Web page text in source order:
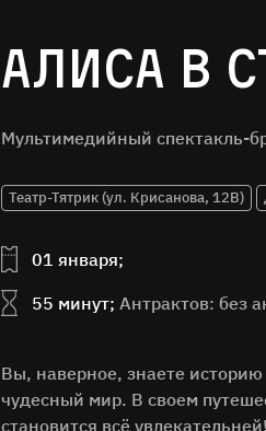
Алиса в
Мультимедийный спектакль-
Театр-Тятрик (ул. Крисанова, 12В)
01 января;
55 минут; Антрактов: без
Вы, наверное, знаете
чудесный мир. В своем
становится всё увлекательней!